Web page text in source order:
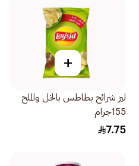
+
ليز شرائح بطاطس بالخل والملح
155جرام
7.75